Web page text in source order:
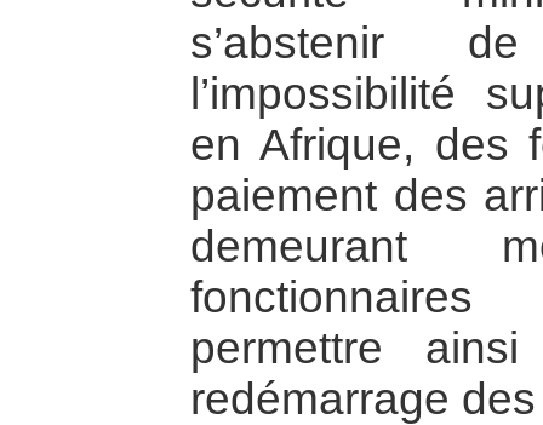
s’abstenir
l’impossibilité
en Afrique, des
paiement des
demeurant
permettre
redémarrage